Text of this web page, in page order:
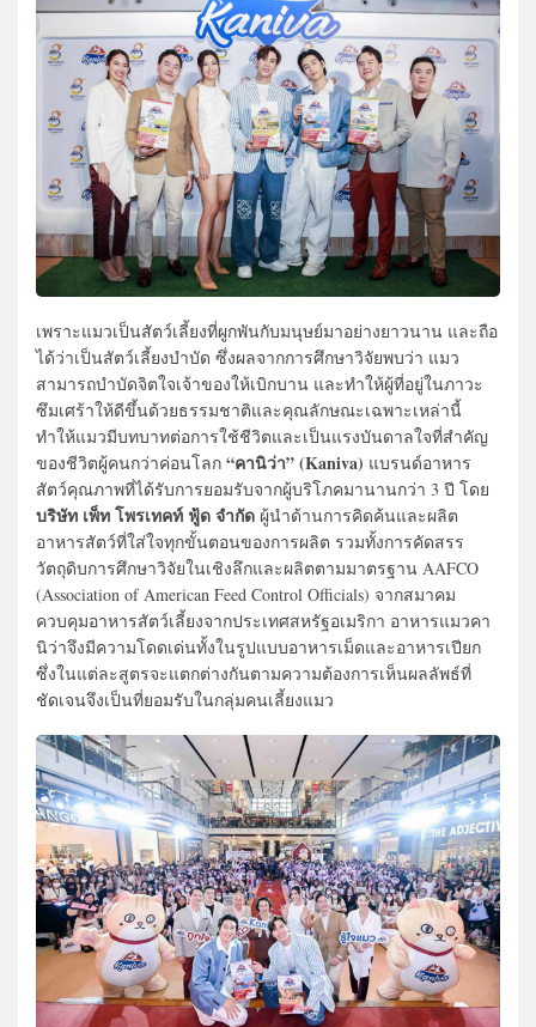
เพราะแมวเป็นสัตว์เลี้ยงที่ผูกพันกับมนุษย์มาอย่างยาวนาน และถือ
ได้ว่าเป็นสัตว์เลี้ยงบำบัด ซึ่งผลจากการศึกษาวิจัยพบว่า แมว
สามารถบำบัดจิตใจเจ้าของให้เบิกบาน และทำให้ผู้ที่อยู่ในภาวะ
ซึมเศร้าให้ดีขึ้นด้วยธรรมชาติและคุณลักษณะเฉพาะเหล่านี้
ทำให้แมวมีบทบาทต่อการใช้ชีวิตและเป็นแรงบันดาลใจที่สำคัญ
ของชีวิตผู้คนกว่าค่อนโลก “คานิว่า” (Kaniva) แบรนด์อาหาร
สัตว์คุณภาพที่ได้รับการยอมรับจากผู้บริโภคมานานกว่า 3 ปี โดย
บริษัท เพ็ท โพรเทคท์ ฟู้ด จำกัด ผู้นำด้านการคิดค้นและผลิต
อาหารสัตว์ที่ใส่ใจทุกขั้นตอนของการผลิต รวมทั้งการคัดสรร
วัตถุดิบการศึกษาวิจัยในเชิงลึกและผลิตตามมาตรฐาน AAFCO
(Association of American Feed Control Officials) จากสมาคม
ควบคุมอาหารสัตว์เลี้ยงจากประเทศสหรัฐอเมริกา อาหารแมวคา
นิว่าจึงมีความโดดเด่นทั้งในรูปแบบอาหารเม็ดและอาหารเปียก
ซึ่งในแต่ละสูตรจะแตกต่างกันตามความต้องการเห็นผลลัพธ์ที่
ชัดเจนจึงเป็นที่ยอมรับในกลุ่มคนเลี้ยงแมว